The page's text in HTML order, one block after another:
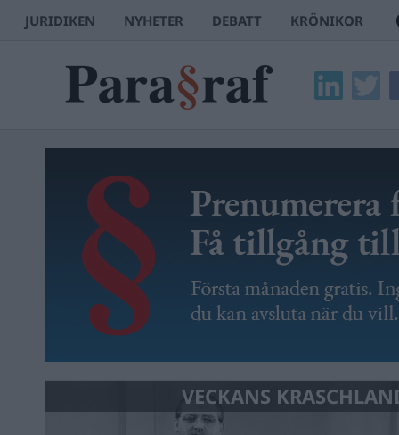
JURIDIKEN NYHETER DEBATT KRÖNIKOR
VECKANS